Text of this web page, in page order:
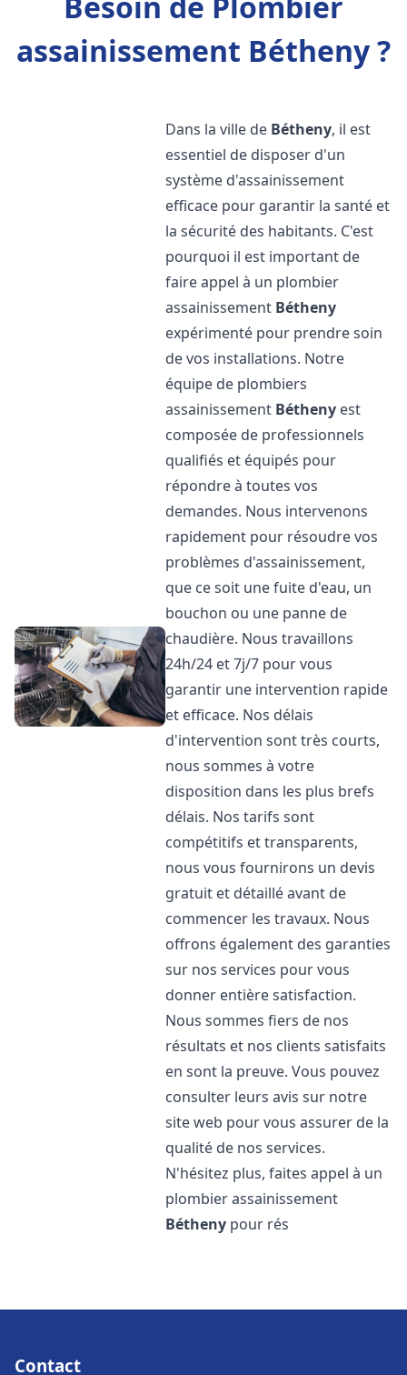
assainissement Bétheny ?
Dans la ville de Bétheny, il est
essentiel de disposer d'un
système d'assainissement
efficace pour garantir la santé et
la sécurité des habitants. C'est
pourquoi il est important de
faire appel à un plombier
assainissement Bétheny
expérimenté pour prendre soin
de vos installations. Notre
équipe de plombiers
assainissement Bétheny est
composée de professionnels
qualifiés et équipés pour
répondre à toutes vos
demandes. Nous intervenons
rapidement pour résoudre vos
problèmes d'assainissement,
que ce soit une fuite d'eau, un
bouchon ou une panne de
chaudière. Nous travaillons
24h/24 et 7j/7 pour vous
garantir une intervention rapide
et efficace. Nos délais
d'intervention sont très courts,
nous sommes à votre
disposition dans les plus brefs
délais. Nos tarifs sont
compétitifs et transparents,
nous vous fournirons un devis
gratuit et détaillé avant de
commencer les travaux. Nous
offrons également des garanties
sur nos services pour vous
donner entière satisfaction.
Nous sommes fiers de nos
résultats et nos clients satisfaits
en sont la preuve. Vous pouvez
consulter leurs avis sur notre
site web pour vous assurer de la
qualité de nos services.
N'hésitez plus, faites appel à un
plombier assainissement
Bétheny pour rés
Contact